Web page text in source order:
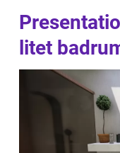
litet